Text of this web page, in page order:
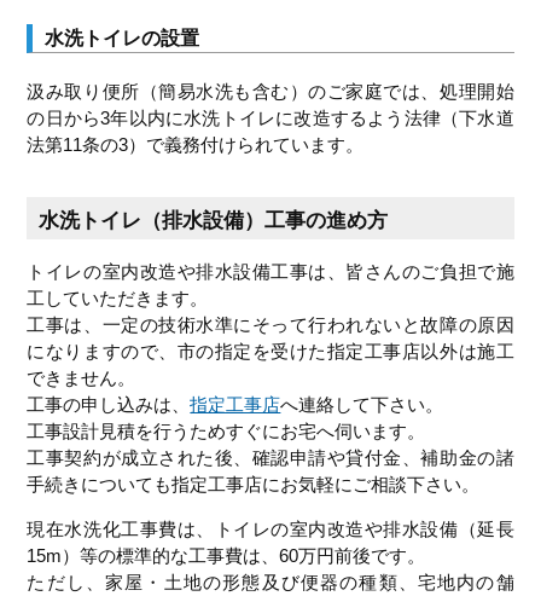
水洗トイレの設置
汲み取り便所（簡易水洗も含む）のご家庭では、処理開始
の日から3年以内に水洗トイレに改造するよう法律（下水道
法第11条の3）で義務付けられています。
水洗トイレ（排水設備）工事の進め方
トイレの室内改造や排水設備工事は、皆さんのご負担で施
工していただきます。
工事は、一定の技術水準にそって行われないと故障の原因
になりますので、市の指定を受けた指定工事店以外は施工
できません。
工事の申し込みは、指定工事店へ連絡して下さい。
工事設計見積を行うためすぐにお宅へ伺います。
工事契約が成立された後、確認申請や貸付金、補助金の諸
手続きについても指定工事店にお気軽にご相談下さい。
現在水洗化工事費は、トイレの室内改造や排水設備（延長
15m）等の標準的な工事費は、60万円前後です。
ただし、家屋・土地の形態及び便器の種類、宅地内の舗